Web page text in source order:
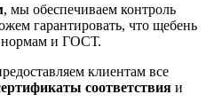
, мы обеспечиваем контроль
гарантировать, что щебень
нормам и ГОСТ.
клиентам все
соответствия и